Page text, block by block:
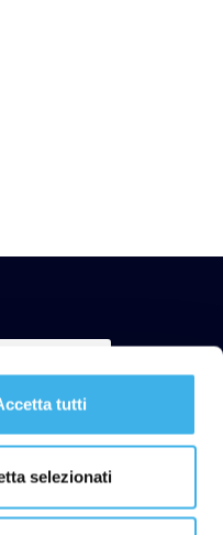
tutti
selezionati